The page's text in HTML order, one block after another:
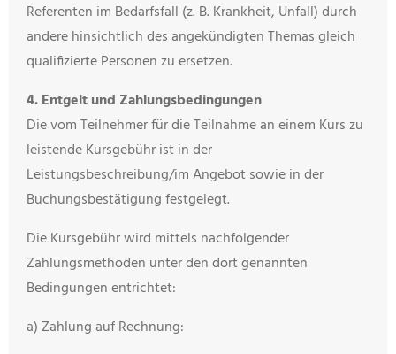
Referenten im Bedarfsfall (z. B. Krankheit, Unfall) durch
andere hinsichtlich des angekündigten Themas gleich
qualifizierte Personen zu ersetzen.
4. Entgelt und Zahlungsbedingungen
Die vom Teilnehmer für die Teilnahme an einem Kurs zu
leistende Kursgebühr ist in der
Leistungsbeschreibung/im Angebot sowie in der
Buchungsbestätigung festgelegt.
Die Kursgebühr wird mittels nachfolgender
Zahlungsmethoden unter den dort genannten
Bedingungen entrichtet:
a) Zahlung auf Rechnung: